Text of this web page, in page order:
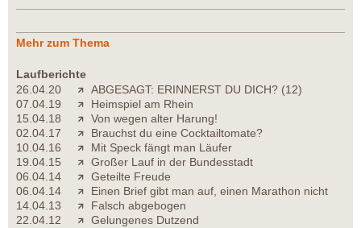
Mehr zum Thema
Laufberichte
26.04.20
ABGESAGT: ERINNERST DU DICH? (12)
07.04.19
Heimspiel am Rhein
15.04.18
Von wegen alter Harung!
02.04.17
Brauchst du eine Cocktailtomate?
10.04.16
Mit Speck fängt man Läufer
19.04.15
Großer Lauf in der Bundesstadt
06.04.14
Geteilte Freude
06.04.14
Einen Brief gibt man auf, einen Marathon nicht
14.04.13
Falsch abgebogen
22.04.12
Gelungenes Dutzend